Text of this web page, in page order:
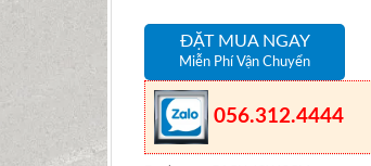
ĐẶT MUA NGAY
Miễn Phí Vận Chuyển
056.312.4444